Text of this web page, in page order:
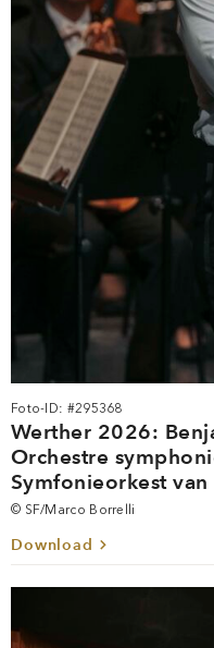
Foto-ID: #295368
Werther 2026:
Orchestre
Symfonieorkest
© SF/Marco Borrelli
Download